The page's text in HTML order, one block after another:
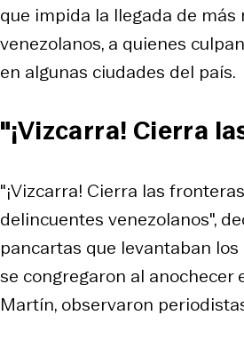
que impida la llegada de más
venezolanos, a quienes
en algunas ciudades del país.
"¡Vizcarra! Cierra
"¡Vizcarra! Cierra las
delincuentes venezolanos",
pancartas que levantaban
se congregaron al anochecer
Martín, observaron